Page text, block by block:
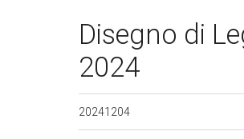
Disegno di
2024
20241204